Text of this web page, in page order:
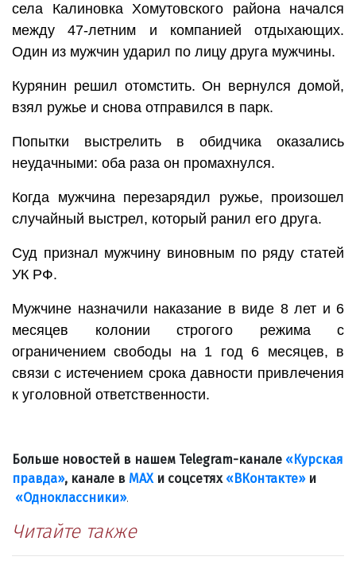
села Калиновка Хомутовского района начался
между 47-летним и компанией отдыхающих.
Один из мужчин ударил по лицу друга мужчины.
Курянин решил отомстить. Он вернулся домой,
взял ружье и снова отправился в парк.
Попытки выстрелить в обидчика оказались
неудачными: оба раза он промахнулся.
Когда мужчина перезарядил ружье, произошел
случайный выстрел, который ранил его друга.
Суд признал мужчину виновным по ряду статей
УК РФ.
Мужчине назначили наказание в виде 8 лет и 6
месяцев колонии строгого режима с
ограничением свободы на 1 год 6 месяцев, в
связи с истечением срока давности привлечения
к уголовной ответственности.
Больше новостей в нашем Telegram-канале «Курская
правда», канале в МАХи соцсетях «ВКонтакте»и
«Одноклассники».
Читайте также